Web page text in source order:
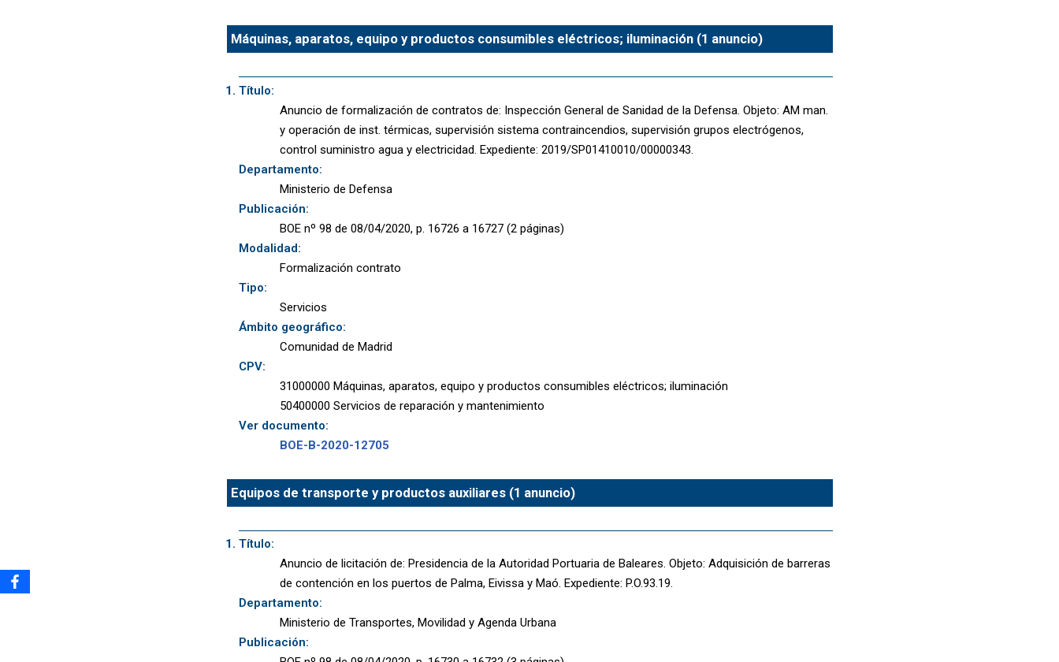
Máquinas, aparatos, equipo y productos consumibles eléctricos; iluminación (1 anuncio)
Título:
Anuncio de formalización de contratos de: Inspección General de Sanidad de la Defensa. Objeto: AM man.
y operación de inst. térmicas, supervisión sistema contraincendios, supervisión grupos electrógenos,
control suministro agua y electricidad. Expediente: 2019/SP01410010/00000343.
Departamento:
Ministerio de Defensa
Publicación:
BOE nº 98 de 08/04/2020, p. 16726 a 16727 (2 páginas)
Modalidad:
Formalización contrato
Tipo:
Servicios
Ámbito geográfico:
Comunidad de Madrid
CPV:
31000000 Máquinas, aparatos, equipo y productos consumibles eléctricos; iluminación
50400000 Servicios de reparación y mantenimiento
Ver documento:
BOE-B-2020-12705
Equipos de transporte y productos auxiliares (1 anuncio)
Título:
Anuncio de licitación de: Presidencia de la Autoridad Portuaria de Baleares. Objeto: Adquisición de barreras
de contención en los puertos de Palma, Eivissa y Maó. Expediente: P.O.93.19.
Departamento:
Ministerio de Transportes, Movilidad y Agenda Urbana
Publicación: